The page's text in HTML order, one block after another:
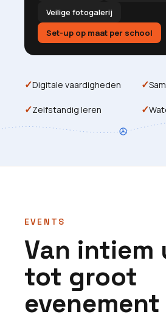
Veilige fotogalerij
Set-up op maat per school
✓Digitale vaardigheden ✓
✓Zelfstandig leren ✓
EVENTS
Van intiem
tot groot
evenement